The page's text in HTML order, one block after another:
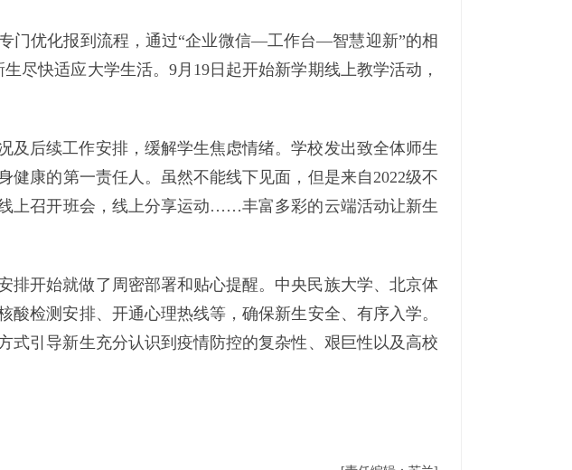
门优化报到流程，通过“企业微信—工作台—智慧迎新”的相
尽快适应大学生活。9月19日起开始新学期线上教学活动，
后续工作安排，缓解学生焦虑情绪。学校发出致全体师生
康的第一责任人。虽然不能线下见面，但是来自2022级不
上召开班会，线上分享运动……丰富多彩的云端活动让新生
排开始就做了周密部署和贴心提醒。中央民族大学、北京体
检测安排、开通心理热线等，确保新生安全、有序入学。
引导新生充分认识到疫情防控的复杂性、艰巨性以及高校